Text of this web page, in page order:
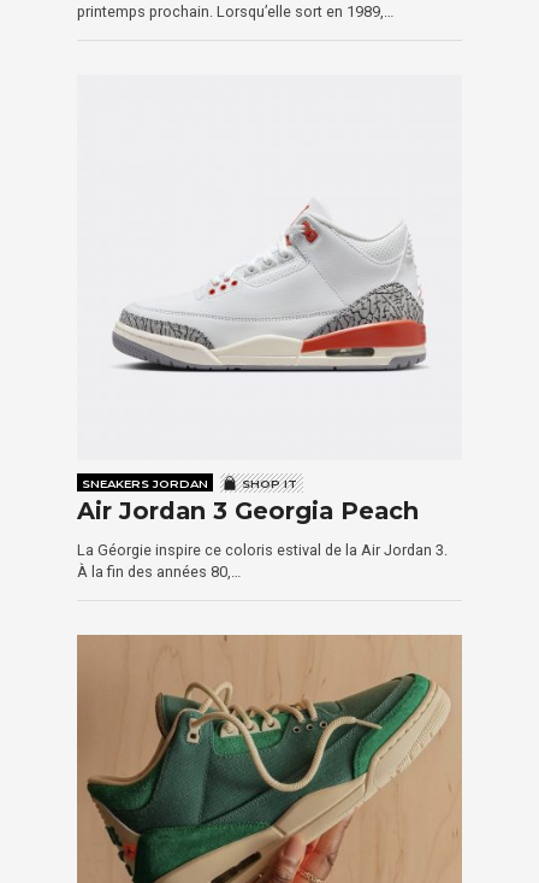
printemps prochain. Lorsqu’elle sort en 1989,…
SNEAKERS JORDAN SHOP IT
Air Jordan 3 Georgia Peach
La Géorgie inspire ce coloris estival de la Air Jordan 3.
À la fin des années 80,…